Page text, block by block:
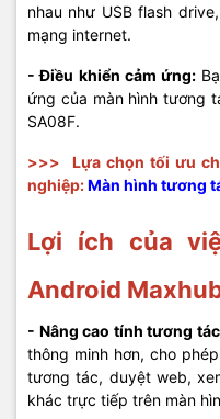
nhau như USB flash
mạng internet.
- Điều khiển cảm ứng:
ứng của màn hình tương
SA08F.
>>>
Lựa chọn tối ưu
nghiệp:Màn hình tương
Lợi ích của
Android
- Nâng cao tính tương
thông minh hơn, cho
tương tác, duyệt web,
khác trực tiếp trên màn